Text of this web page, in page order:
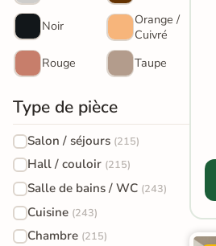
intérieur
PAR FORME &
DIMENSION
Carrelage
hexagonal
Carrelage très
grand format
Carrelage extra fin
Noir
Orange /
Cuivré
Rouge
Taupe
Type de pièce
Salon / séjours (215)
Hall / couloir (215)
Salle de bains / WC (243)
Cuisine (243)
Chambre (215)